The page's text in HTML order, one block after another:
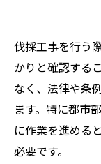
伐採工事を行う
かりと確認する
なく、法律や条
ます。特に都市
に作業を進める
必要です。